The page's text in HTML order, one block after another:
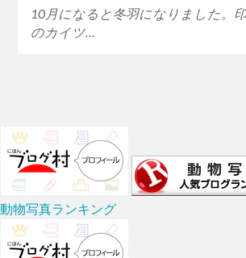
10月になると冬羽になりました。
のカイツ…
動物写真ランキング